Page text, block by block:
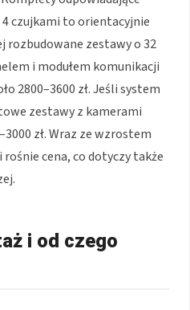
czujkami to orientacyjnie
rozbudowane zestawy o 32
i modułem komunikacji
2800–3600 zł. Jeśli system
zestawy z kamerami
zł. Wraz ze wzrostem
cena, co dotyczy także
i od czego